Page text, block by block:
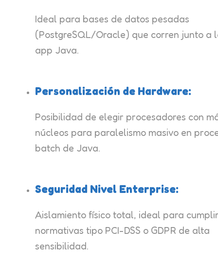
Ideal para bases de datos pesadas
(PostgreSQL/Oracle) que corren junto a
app Java.
Personalización de Hardware:
Posibilidad de elegir procesadores con
núcleos para paralelismo masivo en
batch de Java.
Seguridad Nivel Enterprise:
Aislamiento físico total, ideal para
normativas tipo PCI-DSS o GDPR de alta
sensibilidad.